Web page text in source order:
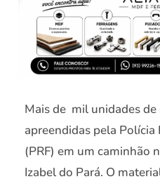
Mais de mil unidades
apreendidas pela Polícia
(PRF) em um caminhão
Izabel do Pará. O